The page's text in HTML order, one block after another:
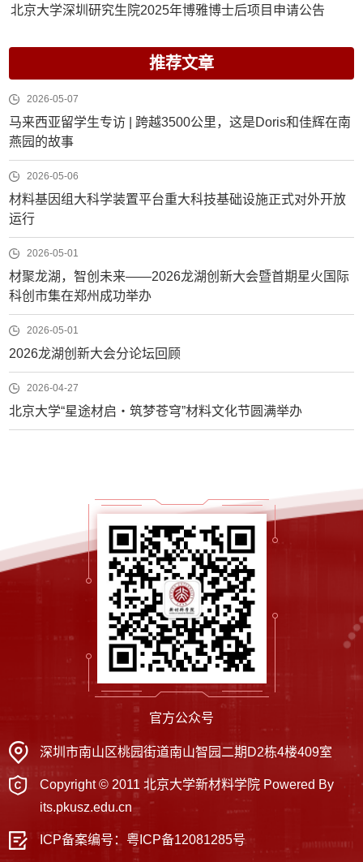
北京大学深圳研究生院2025年博雅博士后项目申请公告
推荐文章
2026-05-07
马来西亚留学生专访 | 跨越3500公里，这是Doris和佳辉在南
燕园的故事
2026-05-06
材料基因组大科学装置平台重大科技基础设施正式对外开放
运行
2026-05-01
材聚龙湖，智创未来——2026龙湖创新大会暨首期星火国际
科创市集在郑州成功举办
2026-05-01
2026龙湖创新大会分论坛回顾
2026-04-27
北京大学“星途材启・筑梦苍穹”材料文化节圆满举办
深圳市南山区桃园街道南山智园二期D2栋4楼409室
Copyright © 2011 北京大学新材料学院 Powered By
its.pkusz.edu.cn
ICP备案编号： 粤ICP备12081285号
官方公众号